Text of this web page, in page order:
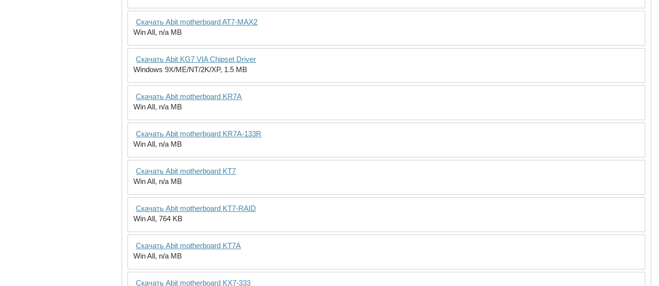
Скачать Abit motherboard AT7-MAX2
Win All, n/a MB
Скачать Abit KG7 VIA Chipset Driver
Windows 9X/ME/NT/2K/XP, 1.5 MB
Скачать Abit motherboard KR7A
Win All, n/a MB
Скачать Abit motherboard KR7A-133R
Win All, n/a MB
Скачать Abit motherboard KT7
Win All, n/a MB
Скачать Abit motherboard KT7-RAID
Win All, 764 KB
Скачать Abit motherboard KT7A
Win All, n/a MB
Скачать Abit motherboard KX7-333